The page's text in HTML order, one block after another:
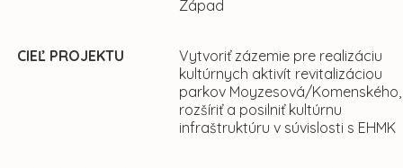
Západ
CIEĽ PROJEKTU
Vytvoriť zázemie pre realizáciu
kultúrnych aktivít revitalizáciou
parkov Moyzesová/Komenského,
rozšíriť a posilniť kultúrnu
infraštruktúru v súvislosti s EHMK